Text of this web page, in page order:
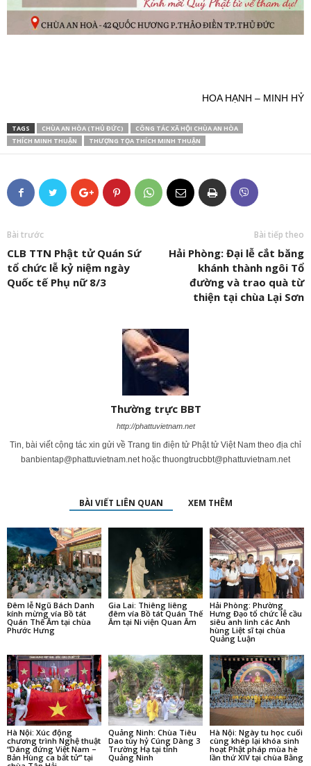
HOA HẠNH – MINH HỶ
TAGS CHÙA AN HÒA (THỦ ĐỨC)
CÔNG TÁC XÃ HỘI CHÙA AN HÒA
THÍCH MINH THUẬN
THƯỢNG TỌA THÍCH MINH THUẬN
Bài trước
CLB TTN Phật tử Quán Sứ
tổ chức lễ kỷ niệm ngày
Quốc tế Phụ nữ 8/3
Bài tiếp theo
Hải Phòng: Đại lễ cắt băng
khánh thành ngôi Tổ
đường và trao quà từ
thiện tại chùa Lại Sơn
Thường trực BBT
http://phattuvietnam.net
Tin, bài viết cộng tác xin gửi về Trang tin điện tử Phật tử Việt Nam theo địa chỉ
banbientap@phattuvietnam.nethoặc thuongtrucbbt@phattuvietnam.net
BÀI VIẾT LIÊN QUAN XEM THÊM
Đêm lễ Ngũ Bách Danh
kính mừng vía Bồ tát
Quán Thế Âm tại chùa
Phước Hưng
Gia Lai: Thiêng liêng
đêm vía Bồ tát Quán Thế
Âm tại Ni viện Quan Âm
Hải Phòng: Phường
Hưng Đạo tổ chức lễ cầu
siêu anh linh các Anh
hùng Liệt sĩ tại chùa
Quảng Luận
Hà Nội: Xúc động
chương trình Nghệ thuật
“Dáng đứng Việt Nam –
Bản Hùng ca bất tử” tại
Quảng Ninh: Chùa Tiêu
Dao tùy hỷ Cúng Dàng 3
Trường Hạ tại tỉnh
Quảng Ninh
Hà Nội: Ngày tu học cuối
cùng khép lại khóa sinh
hoạt Phật pháp mùa hè
lần thứ XIV tại chùa Bằng